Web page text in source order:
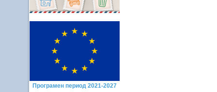
Програмен период 2021-2027